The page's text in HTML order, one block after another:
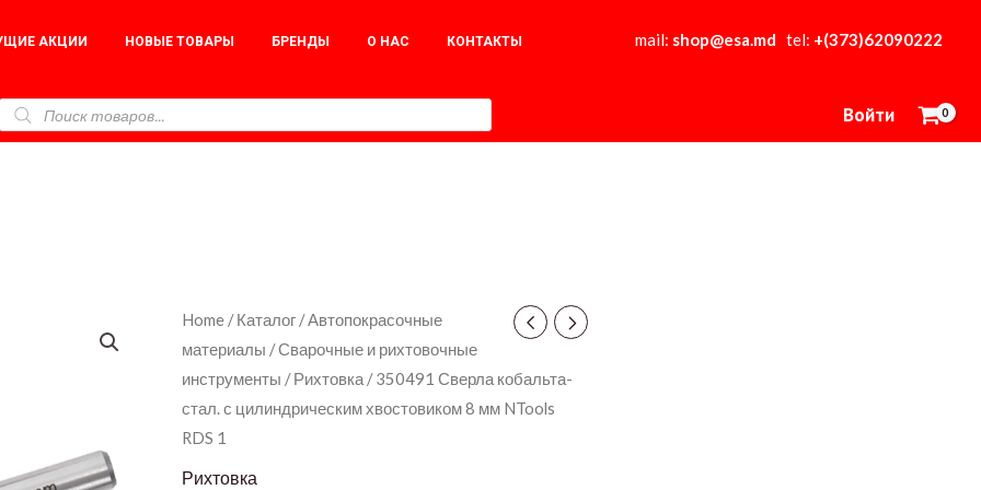
АКЦИИ НОВЫЕ ТОВАРЫ БРЕНДЫ О НАС КОНТАКТЫ mail: shop@esa.md tel: +(373)62090222
Войти
Home /Каталог /Автопокрасочные
материалы /Сварочные и рихтовочные
инструменты /Рихтовка / 350491 Сверла кобальта-
стал. с цилиндрическим хвостовиком 8 мм NTools
RDS 1
Рихтовка
350491
Сверла
кобальта-
стал.
с
цилиндрическим